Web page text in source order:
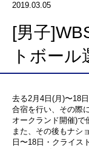
2019.03.05
[男子
トボー
去る2月4日(月)〜18
合宿を行い、その際
オークランド開催)で
また、その後もナシ
日〜18日・クライス